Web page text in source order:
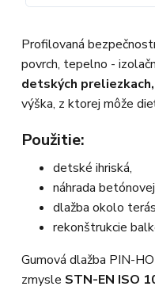
Profilovaná
povrch, tepelno -
detských preliezkach,
výška, z ktorej môže
Použitie:
detské ihriská,
náhrada
dlažba okolo
rekonštrukcie
Gumová dlažba PIN-
zmysle STN-EN ISO